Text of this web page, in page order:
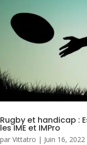
Rugby et handicap :
les IME et IMPro
par Vittatro | Juin 16, 2022